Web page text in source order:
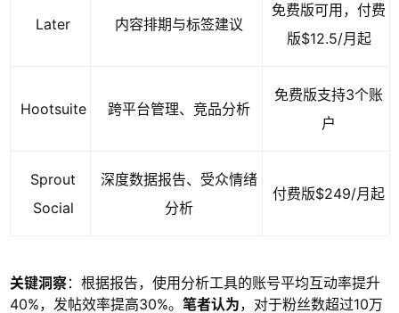
Later 内容排期与标签建议
免费版可用，付费
版$12.5/月起
Hootsuite 跨平台管理、竞品分析
免费版支持3个账
户
Sprout
Social
深度数据报告、受众情绪
分析
付费版$249/月起
关键洞察：根据报告，使用分析工具的账号平均互动率提升
40%，发帖效率提高30%。 笔者认为，对于粉丝数超过10万